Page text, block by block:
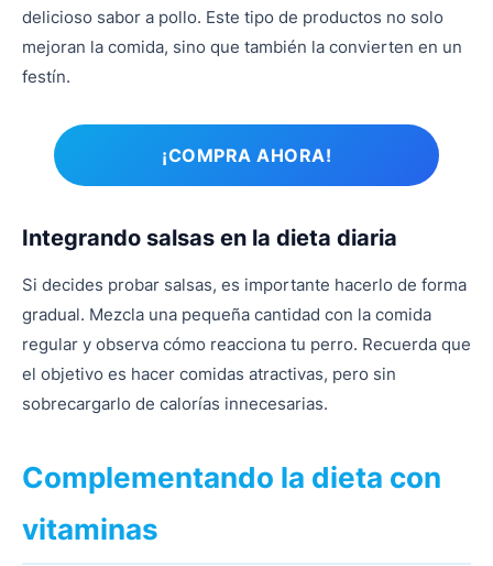
delicioso sabor a pollo. Este tipo de productos no solo
mejoran la comida, sino que también la convierten en un
festín.
¡COMPRA AHORA!
Integrando salsas en la dieta diaria
Si decides probar salsas, es importante hacerlo de forma
gradual. Mezcla una pequeña cantidad con la comida
regular y observa cómo reacciona tu perro. Recuerda que
el objetivo es hacer comidas atractivas, pero sin
sobrecargarlo de calorías innecesarias.
Complementando la dieta con
vitaminas